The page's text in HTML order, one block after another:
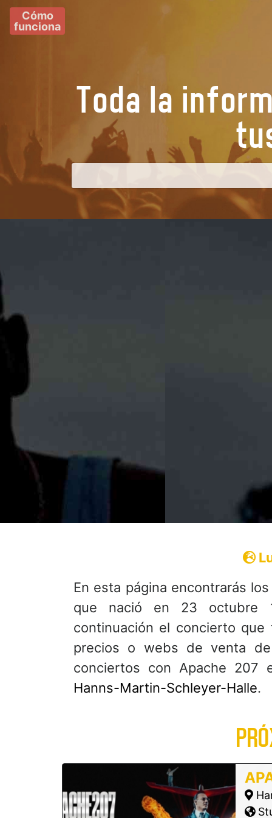
Cómo
funciona
Toda la
En esta página encontrarás
que nació en 23 octubre
continuación el concierto
precios o webs de venta de
conciertos con Apache 207
Hanns-Martin-Schleyer-Halle.